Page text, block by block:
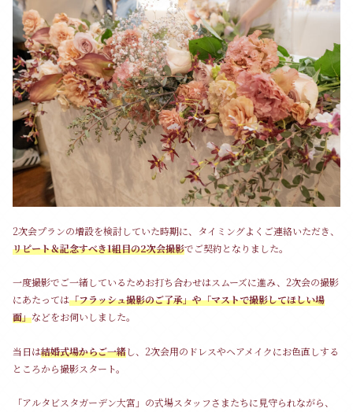
2次会プランの増設を検討していた時期に、タイミングよくご連絡いただき、
リピート＆記念すべき1組目の2次会撮影でご契約となりました。
一度撮影でご一緒しているためお打ち合わせはスムーズに進み、2次会の撮影
にあたっては「フラッシュ撮影のご了承」や「マストで撮影してほしい場
面」などをお伺いしました。
当日は結婚式場からご一緒し、2次会用のドレスやヘアメイクにお色直しする
ところから撮影スタート。
「アルタビスタガーデン大宮」の式場スタッフさまたちに見守られながら、